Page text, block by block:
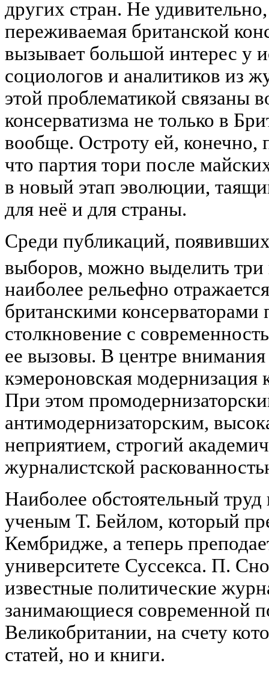
других стран. Не
переживаемая британской
вызывает большой интерес у
социологов и аналитиков из
этой проблематикой связаны
консерватизма не только в
вообще. Остроту ей, конечно,
что партия тори после
в новый этап эволюции,
для неё и для страны.
Среди публикаций,
выборов, можно выделить три
наиболее рельефно
британскими
столкновение с
ее вызовы. В центре внимания
кэмероновская модернизация
При этом
антимодернизаторским,
неприятием, строгий
журналистской
Наиболее обстоятельный
ученым Т. Бейлом, который
Кембридже, а теперь
университете Суссекса. П.
известные политические
занимающиеся современной
Великобритании, на счету
статей, но и книги.